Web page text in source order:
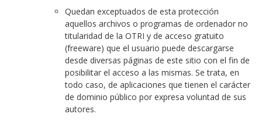
Quedan exceptuados de esta protección
aquellos archivos o programas de ordenador no
titularidad de la OTRI y de acceso gratuito
(freeware) que el usuario puede descargarse
desde diversas páginas de este sitio con el fin de
posibilitar el acceso a las mismas. Se trata, en
todo caso, de aplicaciones que tienen el carácter
de dominio público por expresa voluntad de sus
autores.